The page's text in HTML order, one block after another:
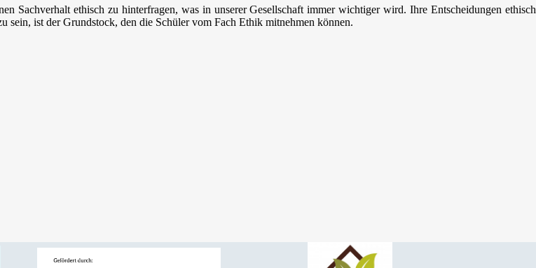
Sachverhalt ethisch zu hinterfragen, was in unserer Gesellschaft immer wichtiger wird. Ihre Entscheidungen ethisch
sein, ist der Grundstock, den die Schüler vom Fach Ethik mitnehmen können.